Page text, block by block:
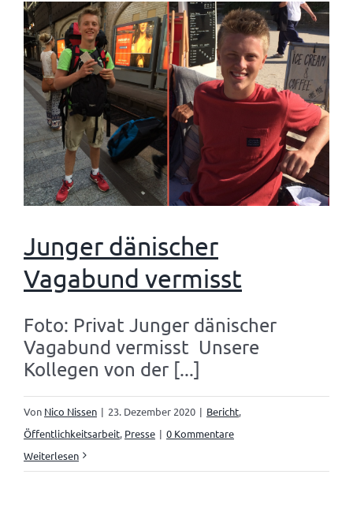
Junger dänischer
Vagabund vermisst
Foto: Privat Junger dänischer
Vagabund vermisst Unsere
Kollegen von der [...]
Von Nico Nissen | 23. Dezember 2020 | Bericht,
Öffentlichkeitsarbeit, Presse | 0 Kommentare
Weiterlesen